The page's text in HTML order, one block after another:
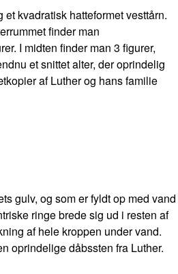
kvadratisk hatteformet vesttårn.
finder man
I midten finder man 3 figurer,
et snittet alter, der oprindelig
af Luther og hans familie
gulv, og som er fyldt op med vand
ringe brede sig ud i resten af
af hele kroppen under vand.
oprindelige dåbssten fra Luther.